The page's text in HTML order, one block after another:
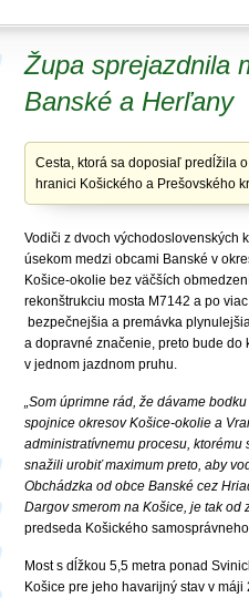
Župa sprejazdnila
Banské a Herľany
Cesta, ktorá sa doposiaľ predĺžila
hranici Košického a Prešovského
Vodiči z dvoch východoslovenských
úsekom medzi obcami Banské v
Košice-okolie bez väčších
rekonštrukciu mosta M7142 a po
bezpečnejšia a premávka
a dopravné značenie, preto bude
v jednom jazdnom pruhu.
„Som úprimne rád, že dávame
spojnice okresov Košice-okolie a
administratívnemu procesu, ktorému
snažili urobiť maximum preto, aby
Obchádzka od obce Banské cez
Dargov smerom na Košice, je tak od
predseda Košického
Most s dĺžkou 5,5 metra ponad
Košice pre jeho havarijný stav v